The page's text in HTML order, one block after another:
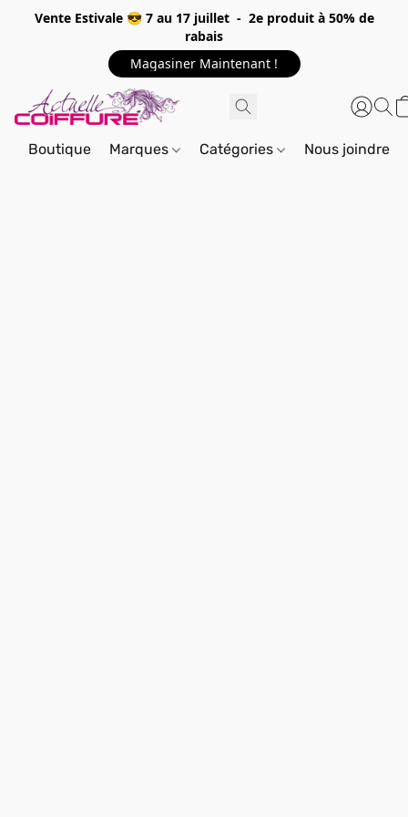
Vente Estivale 😎 7 au 17 juillet - 2e produit à 50% de
rabais
Magasiner Maintenant !
Boutique Marques Catégories Nous joindre